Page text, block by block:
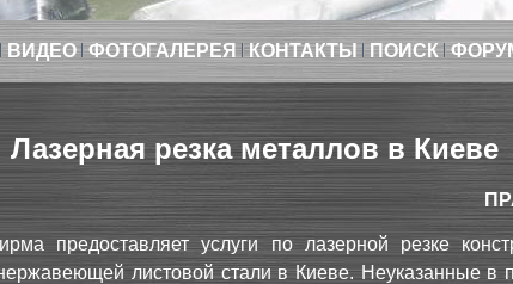
ВИДЕО ФОТОГАЛЕРЕЯ КОНТАКТЫ ПОИСК
Лазерная резка металлов в Киеве
предоставляет услуги по лазерной резке
листовой стали в Киеве. Неуказанные в